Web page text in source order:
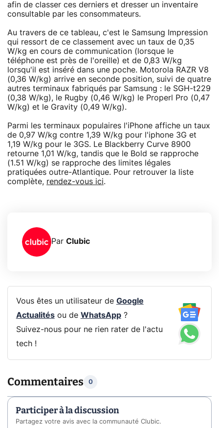
afin de classer ces derniers et dresser un inventaire
consultable par les consommateurs.
Au travers de ce tableau, c'est le Samsung Impression
qui ressort de ce classement avec un taux de 0,35
W/kg en cours de communication (lorsque le
téléphone est près de l'oreille) et de 0,83 W/kg
lorsqu'il est inséré dans une poche. Motorola RAZR V8
(0,36 W/kg) arrive en seconde position, suivi de quatre
autres terminaux fabriqués par Samsung : le SGH-t229
(0,38 W/kg), le Rugby (0,46 W/kg) le Properl Pro (0,47
W/kg) et le Gravity (0,49 W/kg).
Parmi les terminaux populaires l'iPhone affiche un taux
de 0,97 W/kg contre 1,39 W/kg pour l'iphone 3G et
1,19 W/kg pour le 3GS. Le Blackberry Curve 8900
retourne 1,01 W/kg, tandis que le Bold se rapproche
(1.51 W/kg) se rapproche des limites légales
pratiquées outre-Atlantique. Pour retrouver la liste
complète, rendez-vous ici.
Par Clubic
Vous êtes un utilisateur de Google
Actualitésou de WhatsApp?
Suivez-nous pour ne rien rater de l'actu
tech !
Commentaires 0
Participer à la discussion
Partagez votre avis avec la communauté Clubic.